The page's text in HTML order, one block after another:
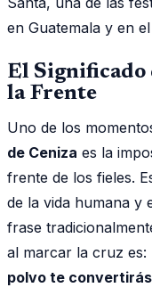
en Guatemala y en
El Significado
la Frente
Uno de los
de Ceniza es la
frente de los fieles.
de la vida humana y
frase
al marcar la cruz es:
polvo te